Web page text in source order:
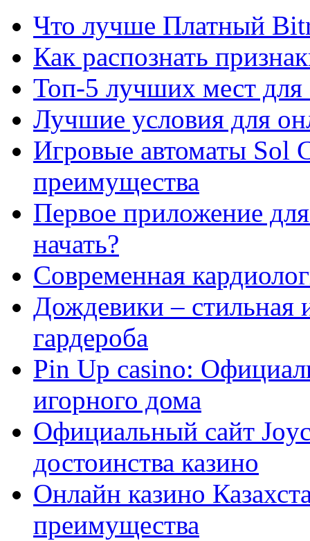
Что лучше Платный
Как распознать
Топ-5 лучших мест для
Лучшие условия для
Игровые автоматы Sol
преимущества
Первое приложение
начать?
Современная
Дождевики – стильная
гардероба
Pin Up casino:
игорного дома
Официальный сайт
достоинства казино
Онлайн казино
преимущества